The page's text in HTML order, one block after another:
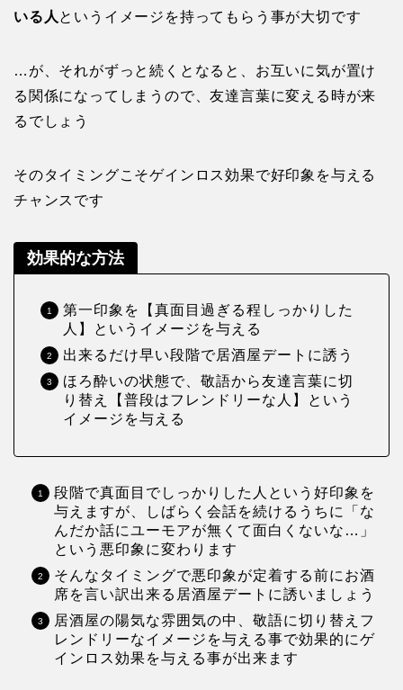
いる人 というイメージを持ってもらう事が大切です
…が、それがずっと続くとなると、お互いに気が置け
る関係になってしまうので、友達言葉に変える時が来
るでしょう
そのタイミングこそゲインロス効果で好印象を与える
チャンスです
効果的な方法
第一印象を【真面目過ぎる程しっかりした
人】というイメージを与える
出来るだけ早い段階で居酒屋デートに誘う
ほろ酔いの状態で、敬語から友達言葉に切
り替え【普段はフレンドリーな人】という
イメージを与える
段階で真面目でしっかりした人という好印象を
与えますが、しばらく会話を続けるうちに「な
んだか話にユーモアが無くて面白くないな…」
という悪印象に変わります
そんなタイミングで悪印象が定着する前にお酒
席を言い訳出来る居酒屋デートに誘いましょう
居酒屋の陽気な雰囲気の中、敬語に切り替えフ
レンドリーなイメージを与える事で効果的にゲ
インロス効果を与える事が出来ます